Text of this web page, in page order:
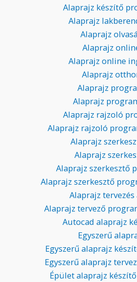
Alaprajz készítő
Alaprajz
Alaprajz
Alaprajz
Alaprajz online
Alaprajz
Alaprajz
Alaprajz
Alaprajz rajzoló
Alaprajz rajzoló
Alaprajz
Alaprajz
Alaprajz szerkesztő
Alaprajz szerkesztő
Alaprajz tervezés
Alaprajz tervező
Autocad alaprajz
Egyszerű
Egyszerű alaprajz
Egyszerű alaprajz
Épület alaprajz